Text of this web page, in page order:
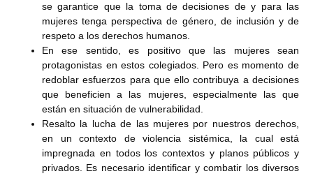
se garantice que la toma de decisiones de y para las
mujeres tenga perspectiva de género, de inclusión y de
respeto a los derechos humanos.
En ese sentido, es positivo que las mujeres sean
protagonistas en estos colegiados. Pero es momento de
redoblar esfuerzos para que ello contribuya a decisiones
que beneficien a las mujeres, especialmente las que
están en situación de vulnerabilidad.
Resalto la lucha de las mujeres por nuestros derechos,
en un contexto de violencia sistémica, la cual está
impregnada en todos los contextos y planos públicos y
privados. Es necesario identificar y combatir los diversos